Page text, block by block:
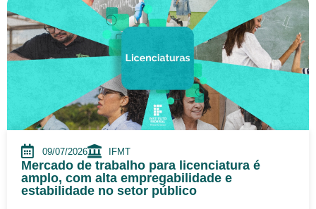
09/07/2026 IFMT
Mercado de trabalho para licenciatura é
amplo, com alta empregabilidade e
estabilidade no setor público